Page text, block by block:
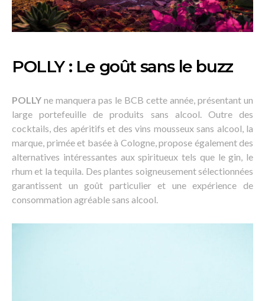
POLLY : Le goût sans le buzz
POLLY ne manquera pas le BCB cette année, présentant un
large portefeuille de produits sans alcool. Outre des
cocktails, des apéritifs et des vins mousseux sans alcool, la
marque, primée et basée à Cologne, propose également des
alternatives intéressantes aux spiritueux tels que le gin, le
rhum et la tequila. Des plantes soigneusement sélectionnées
garantissent un goût particulier et une expérience de
consommation agréable sans alcool.